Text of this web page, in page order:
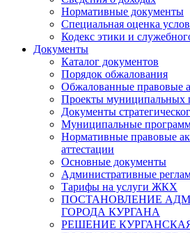
Нормативные документы
Специальная оценка
Кодекс этики и
Документы
Каталог документов
Порядок обжалования
Обжалованные правовые
Проекты муниципальных
Документы
Муниципальные
Нормативные правовые
аттестации
Основные документы
Административные
Тарифы на услуги ЖКХ
ПОСТАНОВЛЕНИЕ
ГОРОДА КУРГАНА
РЕШЕНИЕ